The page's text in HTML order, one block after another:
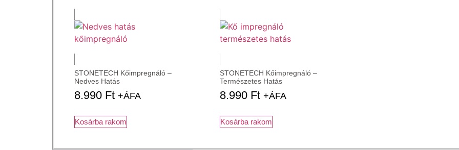
STONETECH Kőimpregnáló –
Nedves Hatás
8.990 Ft +ÁFA
Kosárba rakom
STONETECH Kőimpregnáló –
Természetes Hatás
8.990 Ft +ÁFA
Kosárba rakom